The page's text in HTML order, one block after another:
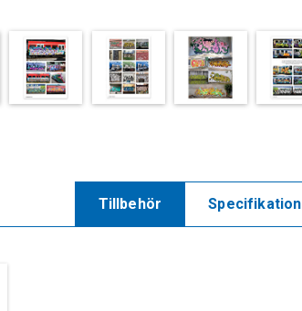
Tillbehör Specifikation